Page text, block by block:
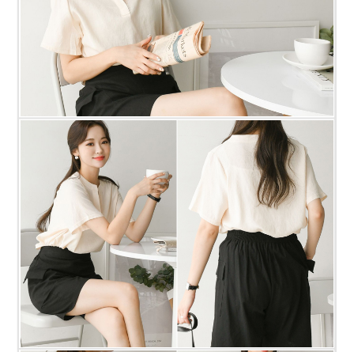
프 하세요!